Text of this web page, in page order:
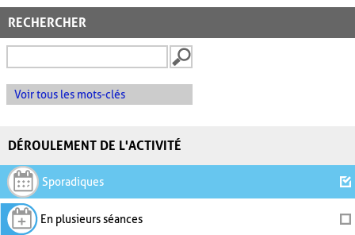
RECHERCHER
Voir tous les mots-clés
DÉROULEMENT DE L'ACTIVITÉ
Sporadiques
En plusieurs séances